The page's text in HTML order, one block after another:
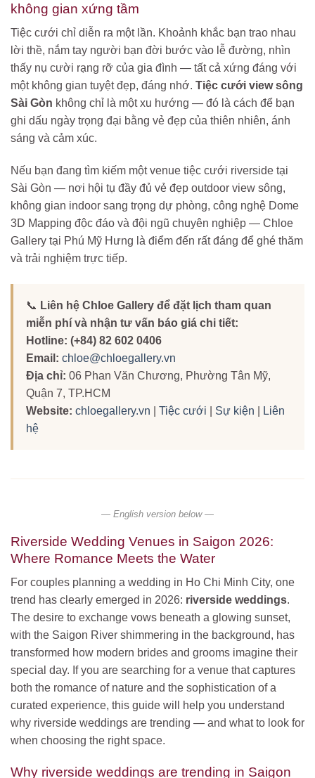
không gian xứng tầm
Tiệc cưới chỉ diễn ra một lần. Khoảnh khắc bạn trao nhau
lời thề, nắm tay người bạn đời bước vào lễ đường, nhìn
thấy nụ cười rạng rỡ của gia đình — tất cả xứng đáng với
một không gian tuyệt đẹp, đáng nhớ. Tiệc cưới view sông
Sài Gòn không chỉ là một xu hướng — đó là cách để bạn
ghi dấu ngày trọng đại bằng vẻ đẹp của thiên nhiên, ánh
sáng và cảm xúc.
Nếu bạn đang tìm kiếm một venue tiệc cưới riverside tại
Sài Gòn — nơi hội tụ đầy đủ vẻ đẹp outdoor view sông,
không gian indoor sang trọng dự phòng, công nghệ Dome
3D Mapping độc đáo và đội ngũ chuyên nghiệp — Chloe
Gallery tại Phú Mỹ Hưng là điểm đến rất đáng để ghé thăm
và trải nghiệm trực tiếp.
📞 Liên hệ Chloe Gallery để đặt lịch tham quan
miễn phí và nhận tư vấn báo giá chi tiết:
Hotline: (+84) 82 602 0406
Email: chloe@chloegallery.vn
Địa chỉ: 06 Phan Văn Chương, Phường Tân Mỹ,
Quận 7, TP.HCM
Website: chloegallery.vn Tiệc cưới Sự kiện
Liên
hệ
— English version below —
Riverside Wedding Venues in Saigon 2026:
Where Romance Meets the Water
For couples planning a wedding in Ho Chi Minh City, one
trend has clearly emerged in 2026: riverside weddings.
The desire to exchange vows beneath a glowing sunset,
with the Saigon River shimmering in the background, has
transformed how modern brides and grooms imagine their
special day. If you are searching for a venue that captures
both the romance of nature and the sophistication of a
curated experience, this guide will help you understand
why riverside weddings are trending — and what to look for
when choosing the right space.
Why riverside weddings are trending in Saigon